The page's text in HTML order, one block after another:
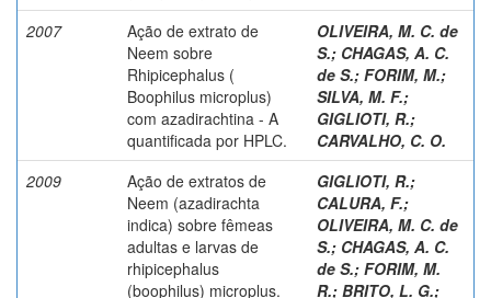
2007
Ação de extrato de
Neem sobre
Rhipicephalus (
Boophilus microplus)
com azadirachtina - A
quantificada por HPLC.
OLIVEIRA, M. C. de
S.; CHAGAS, A. C.
de S.; FORIM, M.;
SILVA, M. F.;
GIGLIOTI, R.;
CARVALHO, C. O.
2009
Ação de extratos de
Neem (azadirachta
indica) sobre fêmeas
adultas e larvas de
rhipicephalus
(boophilus) microplus.
GIGLIOTI, R.;
CALURA, F.;
OLIVEIRA, M. C. de
S.; CHAGAS, A. C.
de S.; FORIM, M.
R.; BRITO, L. G.;